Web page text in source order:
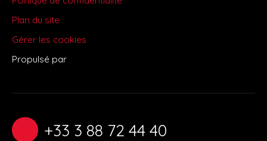
Plan du site
Gérer les cookies
Propulsé par
+33 3 88 72 44 40